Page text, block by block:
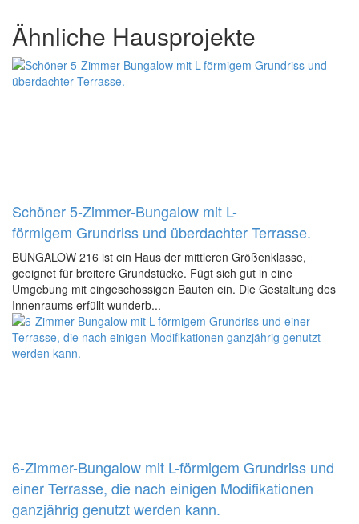
Ähnliche Hausprojekte
Schöner 5-Zimmer-Bungalow mit L-
förmigem Grundriss und überdachter Terrasse.
BUNGALOW 216 ist ein Haus der mittleren Größenklasse,
geeignet für breitere Grundstücke. Fügt sich gut in eine
Umgebung mit eingeschossigen Bauten ein. Die Gestaltung des
Innenraums erfüllt wunderb...
6-Zimmer-Bungalow mit L-förmigem Grundriss und
einer Terrasse, die nach einigen Modifikationen
ganzjährig genutzt werden kann.